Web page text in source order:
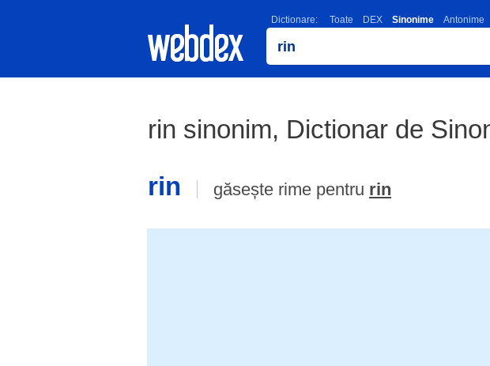
Dictionare: Toate DEX Sinonime Antonime
rin sinonim, Dictionar de
rin
găsește rime pentru rin